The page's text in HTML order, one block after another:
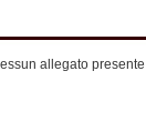
allegato presente